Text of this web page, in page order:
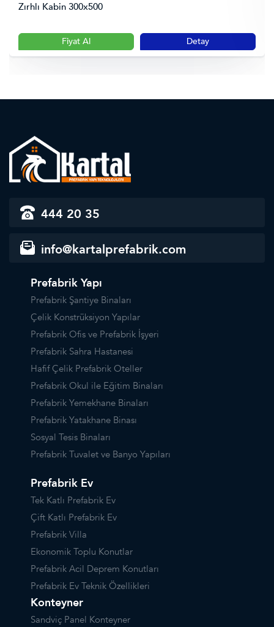
Zırhlı Kabin 300x500
Fiyat Al Detay
444 20 35
info@kartalprefabrik.com
Prefabrik Yapı
Prefabrik Şantiye Binaları
Çelik Konstrüksiyon Yapılar
Prefabrik Ofis ve Prefabrik İşyeri
Prefabrik Sahra Hastanesi
Hafif Çelik Prefabrik Oteller
Prefabrik Okul ile Eğitim Binaları
Prefabrik Yemekhane Binaları
Prefabrik Yatakhane Binası
Sosyal Tesis Binaları
Prefabrik Tuvalet ve Banyo Yapıları
Prefabrik Ev
Tek Katlı Prefabrik Ev
Çift Katlı Prefabrik Ev
Prefabrik Villa
Ekonomik Toplu Konutlar
Prefabrik Acil Deprem Konutları
Prefabrik Ev Teknik Özellikleri
Konteyner
Sandviç Panel Konteyner